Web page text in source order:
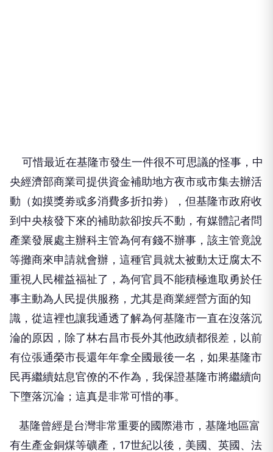
可惜最近在基隆市發生一件很不可思議的怪事，中
央經濟部商業司提供資金補助地方夜市或市集去辦活
動（如摸獎劵或多消費多折扣劵），但基隆市政府收
到中央核發下來的補助款卻按兵不動，有媒體記者問
產業發展處主辦科主管為何有錢不辦事，該主管竟說
等攤商來申請就會辦，這種官員就太被動太迂腐太不
重視人民權益福祉了，為何官員不能積極進取勇於任
事主動為人民提供服務，尤其是商業經營方面的知
識，從這裡也讓我通透了解為何基隆市一直在沒落沉
淪的原因，除了林右昌市長外其他政績都很差，以前
有位張通榮市長還年年拿全國最後一名，如果基隆市
民再繼續姑息官僚的不作為，我保證基隆市將繼續向
下墮落沉淪；這真是非常可惜的事。
基隆曾經是台灣非常重要的國際港市，基隆地區富
有生產金銅煤等礦產，17世紀以後，美國、英國、法